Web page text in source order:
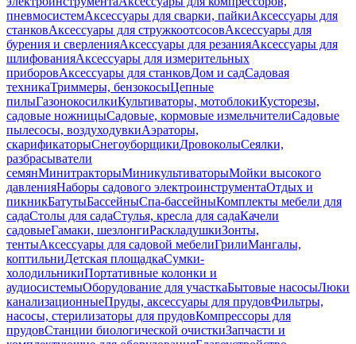
пневмосистемАксессуары для сварки, пайкиАксессуары для
станковАксессуары для стружкоотсосовАксессуары для
бурения и сверленияАксессуары для резанияАксессуары для
шлифованияАксессуары для измерительных
приборовАксессуары для станковДом и садСадовая
техникаТриммеры, бензокосыЦепные
пилыГазонокосилкиКультиваторы, мотоблокиКусторезы,
садовые ножницыСадовые, кормовые измельчителиСадовые
пылесосы, воздуходувкиАэраторы,
скарификаторыСнегоуборщикиДровоколыСеялки,
разбрасыватели
семянМинитракторыМиникультиваторыМойки высокого
давленияНаборы садового электроинструментаОтдых и
пикникБатутыБассейныСпа-бассейныКомплекты мебели для
садаСтолы для садаСтулья, кресла для садаКачели
садовыеГамаки, шезлонгиРаскладушкиЗонты,
тентыАксессуары для садовой мебелиГрилиМангалы,
коптильниДетская площадкаСумки-
холодильникиПортативные колонки и
аудиосистемыОборудование для участкаБытовые насосыЛюки
канализационныеПруды, аксессуары для прудовФильтры,
насосы, стерилизаторы для прудовКомпрессоры для
прудовСтанции биологической очисткиЗапчасти и